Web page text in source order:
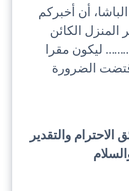
أن أخبركم
المنزل الكائن
ليكون مقرا
الضرورة
الاحترام والتقدير